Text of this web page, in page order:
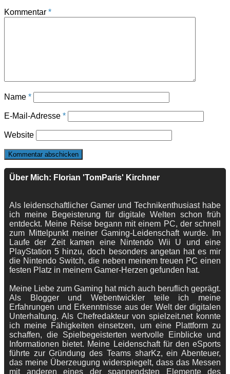
Kommentar *
Name *
E-Mail-Adresse *
Website
Über Mich: Florian 'TomParis' Kirchner
Als leidenschaftlicher Gamer und Technikenthusiast habe
ich meine Begeisterung für digitale Welten schon früh
entdeckt. Meine Reise begann mit einem PC, der schnell
zum Mittelpunkt meiner Gaming-Leidenschaft wurde. Im
Laufe der Zeit kamen eine Nintendo Wii U und eine
PlayStation 5 hinzu, doch besonders angetan hat es mir
die Nintendo Switch, die neben meinem treuen PC einen
festen Platz in meinem Gamer-Herzen gefunden hat.
Meine Liebe zum Gaming hat mich auch beruflich geprägt.
Als Blogger und Webentwickler teile ich meine
Erfahrungen und Erkenntnisse aus der Welt der digitalen
Unterhaltung. Als Chefredakteur von spielzeit.net konnte
ich meine Fähigkeiten einsetzen, um eine Plattform zu
schaffen, die Spielbegeisterten wertvolle Einblicke und
Informationen bietet. Meine Leidenschaft für den eSports
führte zur Gründung des Teams sharKz, ein Abenteuer,
das meine Überzeugung widerspiegelt, dass das Messen
mit anderen eines der spannendsten Elemente des